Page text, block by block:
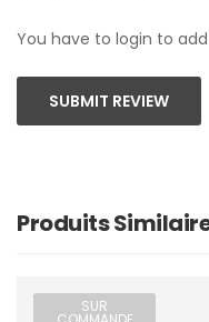
You have to login to
SUBMIT REVIEW
Produits
SUR